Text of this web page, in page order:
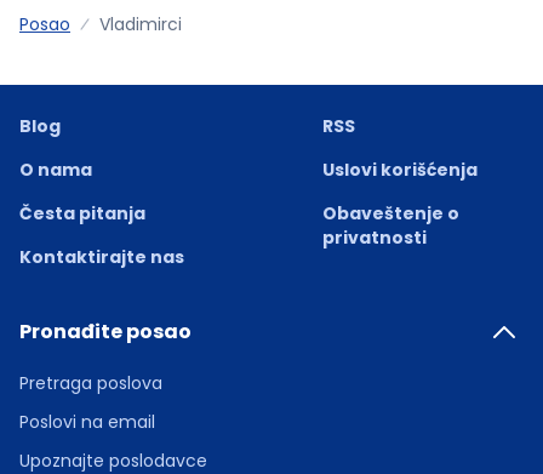
Posao Vladimirci
Blog
O nama
Česta pitanja
Kontaktirajte nas
RSS
Uslovi korišćenja
Obaveštenje o
privatnosti
Pronađite posao
Pretraga poslova
Poslovi na email
Upoznajte poslodavce